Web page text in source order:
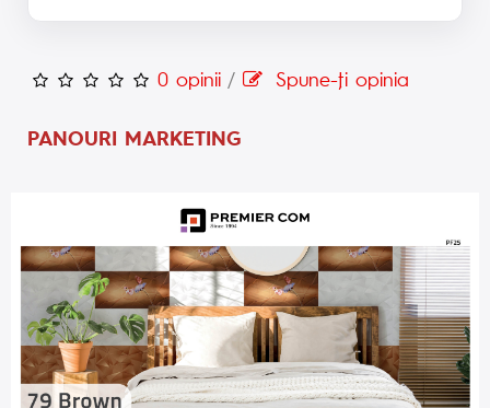
0 opinii / Spune-ţi opinia
PANOURI MARKETING